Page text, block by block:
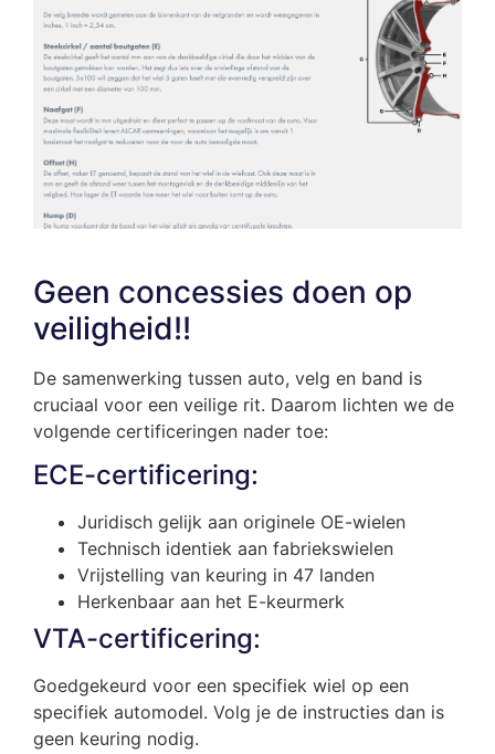
Geen concessies doen op
veiligheid!!
De samenwerking tussen auto, velg en band is
cruciaal voor een veilige rit. Daarom lichten we de
volgende certificeringen nader toe:
ECE-certificering:
Juridisch gelijk aan originele OE-wielen
Technisch identiek aan fabriekswielen
Vrijstelling van keuring in 47 landen
Herkenbaar aan het E-keurmerk
VTA-certificering:
Goedgekeurd voor een specifiek wiel op een
specifiek automodel. Volg je de instructies dan is
geen keuring nodig.